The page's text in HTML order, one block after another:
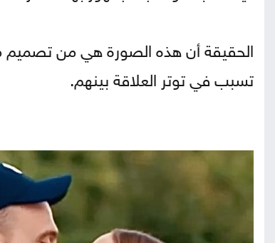
الحقيقة أن هذه الصورة هي من تصميم
تسبب في توتر العلاقة بينهم.